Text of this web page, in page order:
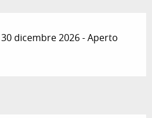
dicembre 2026 - Aperto